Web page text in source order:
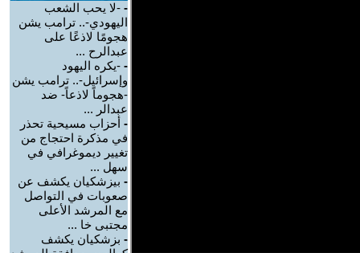
- -لا يحب الشعب
اليهودي-.. ترامب يشن
هجومًا لاذعًا على
عبدالرح ...
- -يكره اليهود
وإسرائيل-.. ترامب يشن
-هجوماً لاذعاً- ضد
عبدالر ...
- أحزاب مسيحية تحذر
في مذكرة احتجاج من
تغيير ديموغرافي في
سهل ...
- بيزشكيان يكشف عن
صعوبات في التواصل
مع المرشد الأعلى
مجتبى خا ...
- بزشكيان يكشف